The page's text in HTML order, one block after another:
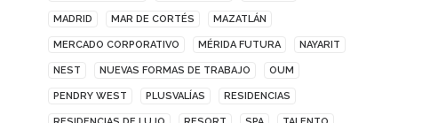
MADRID MAR DE CORTÉS MAZATLÁN
MERCADO CORPORATIVO MÉRIDA FUTURA NAYARIT
NEST NUEVAS FORMAS DE TRABAJO OUM
PENDRY WEST PLUSVALÍAS RESIDENCIAS